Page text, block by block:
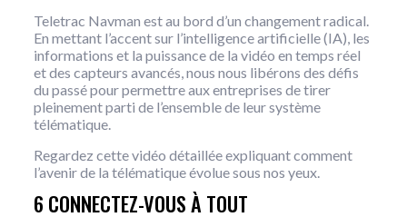
Teletrac Navman est au bord d’un changement radical.
En mettant l’accent sur l’intelligence artificielle (IA), les
informations et la puissance de la vidéo en temps réel
et des capteurs avancés, nous nous libérons des défis
du passé pour permettre aux entreprises de tirer
pleinement parti de l’ensemble de leur système
télématique.
Regardez cette vidéo détaillée expliquant comment
l’avenir de la télématique évolue sous nos yeux.
6 CONNECTEZ-VOUS À TOUT